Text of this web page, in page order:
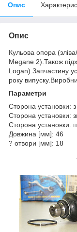
Опис
Опис
Кульова опора
Megane 2).Також
Logan).Запчастину
року
Параметри
Сторона установки: з
Сторона установки:
Сторона установки:
Довжина [мм]: 46
? отвори [мм]: 18